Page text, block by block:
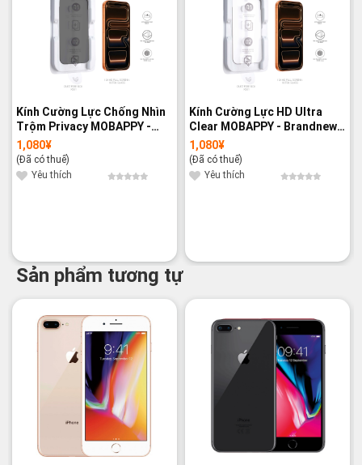
Kính Cường Lực Chống Nhìn
Trộm Privacy MOBAPPY -
Brandnew 100%
1,080¥
(Đã có thuế)
Yêu thích
Kính Cường Lực HD Ultra
Clear MOBAPPY - Brandnew
100%
1,080¥
(Đã có thuế)
Yêu thích
Sản phẩm tương tự